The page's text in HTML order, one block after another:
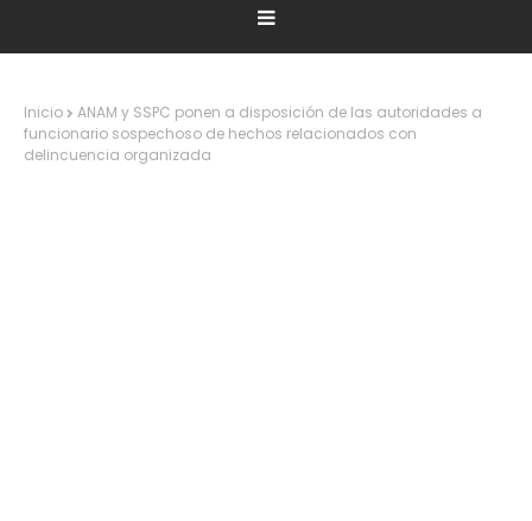
Inicio
ANAM y SSPC ponen a disposición de las autoridades a
funcionario sospechoso de hechos relacionados con
delincuencia organizada